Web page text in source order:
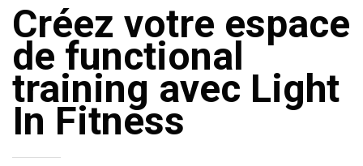
Créez votre espace
de functional
training avec Light
In Fitness